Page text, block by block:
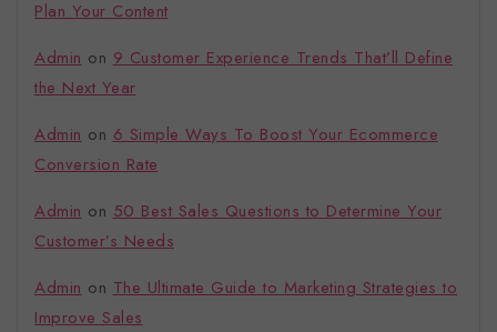
Plan Your Content
Admin on 9 Customer Experience Trends That’ll Define
the Next Year
Admin on 6 Simple Ways To Boost Your Ecommerce
Conversion Rate
Admin on 50 Best Sales Questions to Determine Your
Customer’s Needs
Admin on The Ultimate Guide to Marketing Strategies to
Improve Sales